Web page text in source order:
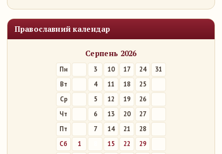
Православний календар
Серпень 2026
Пн 3 10 17 24
31
Вт
4 11 18
25
Ср
5 12 19
26
Чт
6 13 20
27
Пт
7 14 21
28
Сб
1 15 22
29